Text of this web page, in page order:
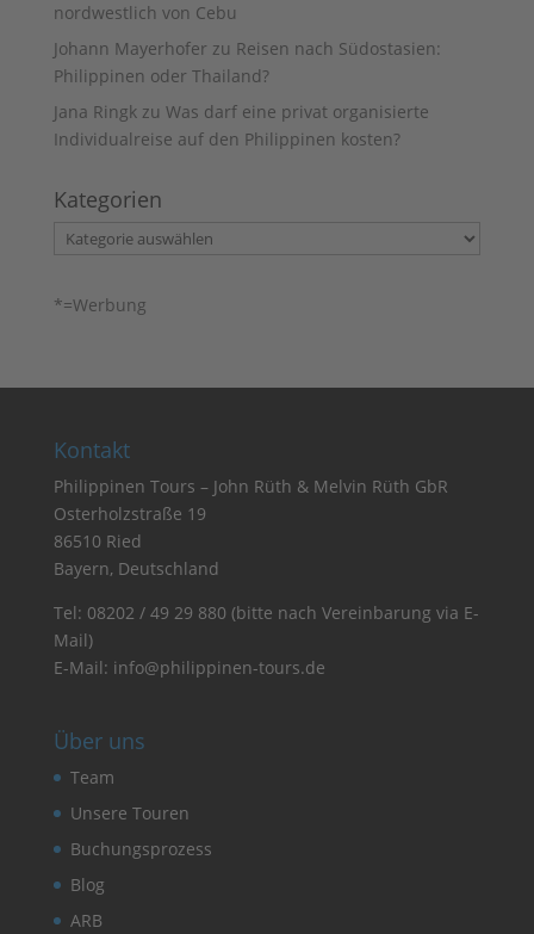
nordwestlich von Cebu
Johann Mayerhofer zu Reisen nach Südostasien:
Philippinen oder Thailand?
Jana Ringkzu Was darf eine privat organisierte
Individualreise auf den Philippinen kosten?
Kategorien
Kategorien
*=Werbung
Kontakt
Philippinen Tours – John Rüth & Melvin Rüth GbR
Osterholzstraße 19
86510 Ried
Bayern, Deutschland
Tel: 08202 / 49 29 880 (bitte nach Vereinbarung via E-
Mail)
E-Mail: info@philippinen-tours.de
Über uns
Team
Unsere Touren
Buchungsprozess
Blog
ARB